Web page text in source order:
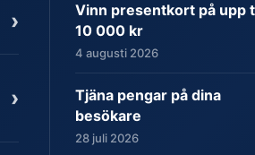
›
›
Vinn presentkort på upp
10 000 kr
4 augusti 2026
Tjäna pengar på dina
besökare
28 juli 2026